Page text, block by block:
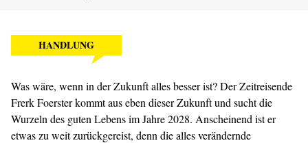
HANDLUNG
Was wäre, wenn in der Zukunft alles besser ist? Der Zeitreisende
Frerk Foerster kommt aus eben dieser Zukunft und sucht die
Wurzeln des guten Lebens im Jahre 2028. Anscheinend ist er
etwas zu weit zurückgereist, denn die alles verändernde